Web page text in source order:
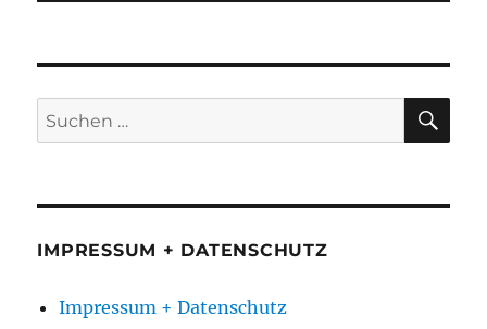
Suchen
nach:
IMPRESSUM + DATENSCHUTZ
Impressum + Datenschutz